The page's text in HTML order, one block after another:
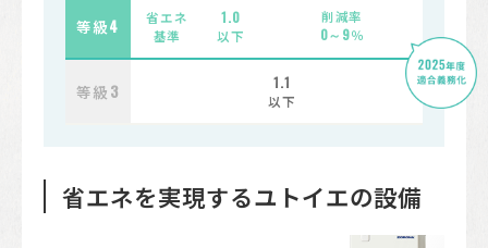
等級4
省エネ
基準
1.0
以下
削減率
0～9％
等級 3
1.1
以下
省エネを実現するユトイエの設備